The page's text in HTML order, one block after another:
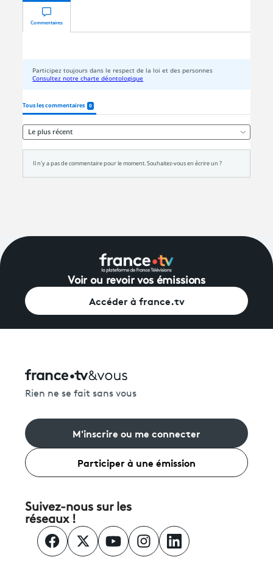
Voir ou revoir vos émissions
Accéder à france.tv
Rien ne se fait sans vous
M'inscrire ou me connecter
Participer à une émission
Suivez-nous sur les
réseaux !